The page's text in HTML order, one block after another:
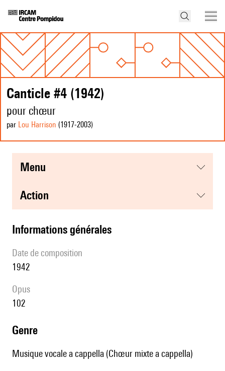
Canticle #4 (1942)
pour chœur
par Lou Harrison (1917-2003)
menu
action
informations générales
date de composition
1942
Opus
102
genre
Musique vocale a cappella (Chœur mixte a cappella)